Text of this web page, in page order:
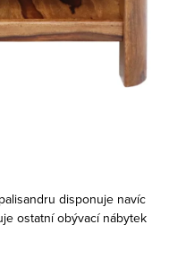
palisandru disponuje navíc
ostatní obývací nábytek